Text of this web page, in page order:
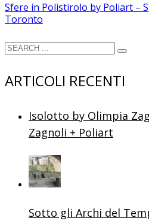
Sfere in Polistirolo by Poliart –
Toronto
ARTICOLI RECENTI
Isolotto by Olimpia
Zagnoli + Poliart
Sotto gli Archi del